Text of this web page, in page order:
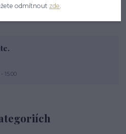
15.00
odmítnout zde.